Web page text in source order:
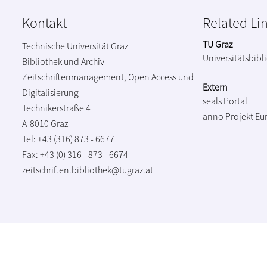
Kontakt
Technische Universität Graz
Bibliothek und Archiv
Zeitschriftenmanagement, Open Access und
Digitalisierung
Technikerstraße 4
A-8010 Graz
Tel: +43 (316) 873 - 6677
Fax: +43 (0) 316 - 873 - 6674
zeitschriften.bibliothek@tugraz.at
Related
TU Graz
Extern
seals Portal
anno Projekt